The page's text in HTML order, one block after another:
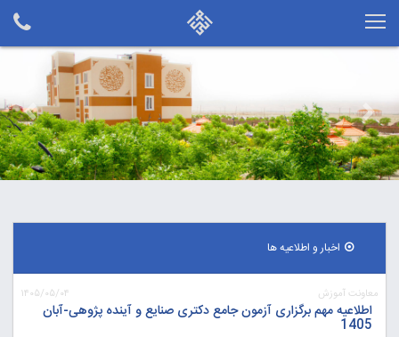
Next
معاونت آموزش ۱۴۰۵/۰۵/۰۴
اطلاعیه مهم برگزاری آزمون جامع دکتری صنایع و آینده پژوهی-آبان
1405